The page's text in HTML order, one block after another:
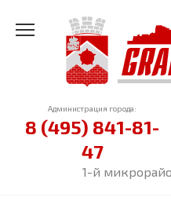
содержанию
Администрация города:
8 (495) 841-81-
47
1-й